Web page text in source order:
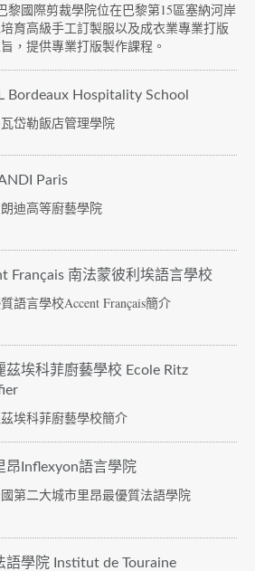
黎國際剪裁學院位在巴黎第15區塞納河岸
育高級手工訂製服以及成衣業專業打版
，提供專業打版製作課程。
Bordeaux Hospitality School
岱勒飯店管理學院
Paris
迪高等廚藝學院
Français 南法蒙彼利埃語言學校
語言學校Accent Français簡介
茲埃科菲廚藝學校 Ecole Ritz
埃科菲廚藝學校簡介
昂Inflexyon語言學院
第二大城市里昂最優質法語學院
語學院 Institut de Touraine